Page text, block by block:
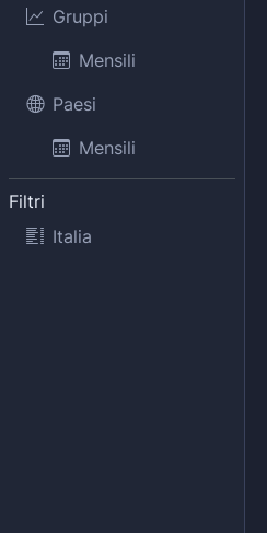
Gruppi
Mensili
Paesi
Mensili
Filtri
Italia